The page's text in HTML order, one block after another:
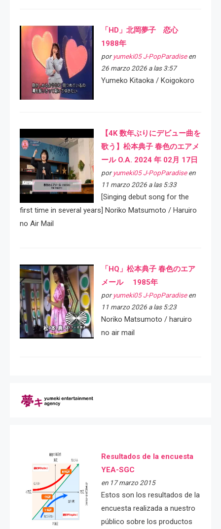
「HD」北岡夢子 恋心
1988年
por yumeki05 J-PopParadiseen
26 marzo 2026 a las 3:57
Yumeko Kitaoka / Koigokoro
【4K 数年ぶりにデビュー曲を
歌う】松本典子 春色のエアメ
ール O.A. 2024 年 02月 17日
por yumeki05 J-PopParadiseen
11 marzo 2026 a las 5:33
[Singing debut song for the
first time in several years] Noriko Matsumoto / Haruiro
no Air Mail
「HQ」松本典子 春色のエア
メール 1985年
por yumeki05 J-PopParadiseen
11 marzo 2026 a las 5:23
Noriko Matsumoto / haruiro
no air mail
Resultados de la encuesta
YEA-SGC
en 17 marzo 2015
Estos son los resultados de la
encuesta realizada a nuestro
público sobre los productos